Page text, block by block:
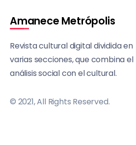
Amanece Metrópolis
Revista cultural digital dividida en
varias secciones, que combina el
análisis social con el cultural.
© 2021, All Rights Reserved.